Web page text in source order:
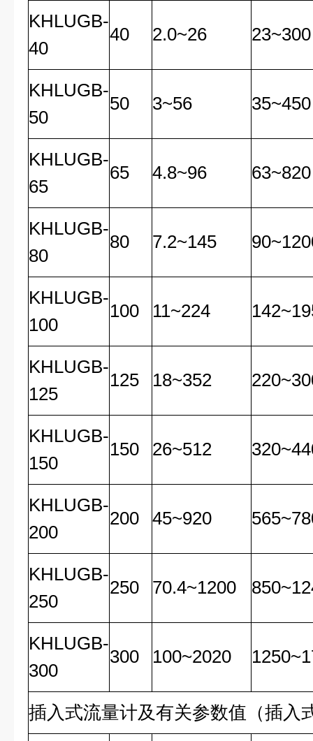
KHLUGB-
40
40 2.0~26 23~300
KHLUGB-
50
50 3~56 35~450
KHLUGB-
65
65 4.8~96 63~820
KHLUGB-
80
80 7.2~145
KHLUGB-
100
100 11~224
KHLUGB-
125
125 18~352
KHLUGB-
150
150 26~512
KHLUGB-
200
200 45~920
KHLUGB-
250
250 70.4~1200
KHLUGB-
300
300 100~2020
插入式流量计及有关参数值（插入